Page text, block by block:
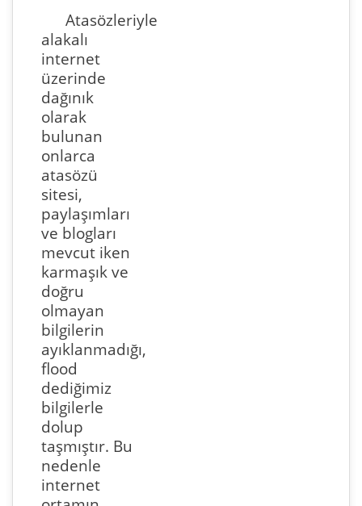
Atasözleriyle
alakalı
internet
üzerinde
dağınık
olarak
bulunan
onlarca
atasözü
sitesi,
paylaşımları
ve blogları
mevcut iken
karmaşık ve
doğru
olmayan
bilgilerin
ayıklanmadığı,
flood
dediğimiz
bilgilerle
dolup
taşmıştır. Bu
nedenle
internet